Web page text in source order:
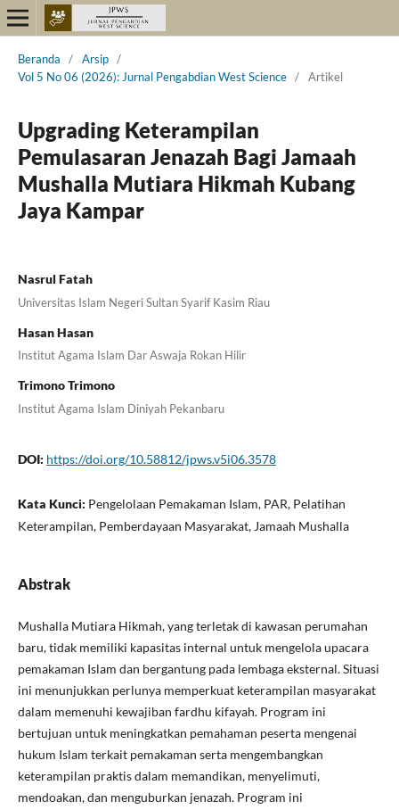
Beranda / Arsip /
Vol 5 No 06 (2026): Jurnal Pengabdian West Science / Artikel
Upgrading Keterampilan
Pemulasaran Jenazah Bagi Jamaah
Mushalla Mutiara Hikmah Kubang
Jaya Kampar
Nasrul Fatah
Universitas Islam Negeri Sultan Syarif Kasim Riau
Hasan Hasan
Institut Agama Islam Dar Aswaja Rokan Hilir
Trimono Trimono
Institut Agama Islam Diniyah Pekanbaru
DOI: https://doi.org/10.58812/jpws.v5i06.3578
Kata Kunci: Pengelolaan Pemakaman Islam, PAR, Pelatihan
Keterampilan, Pemberdayaan Masyarakat, Jamaah Mushalla
Abstrak
Mushalla Mutiara Hikmah, yang terletak di kawasan perumahan
baru, tidak memiliki kapasitas internal untuk mengelola upacara
pemakaman Islam dan bergantung pada lembaga eksternal. Situasi
ini menunjukkan perlunya memperkuat keterampilan masyarakat
dalam memenuhi kewajiban fardhu kifayah. Program ini
bertujuan untuk meningkatkan pemahaman peserta mengenai
hukum Islam terkait pemakaman serta mengembangkan
keterampilan praktis dalam memandikan, menyelimuti,
mendoakan, dan menguburkan jenazah. Program ini